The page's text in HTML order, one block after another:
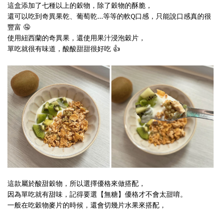
這盒添加了七種以上的穀物，除了穀物的酥脆，
還可以吃到奇異果乾、葡萄乾...等等的軟Q口感，只能說口感真的很
豐富 🤤
使用紐西蘭的奇異果，還使用果汁浸泡穀片，
單吃就很有味道，酸酸甜甜很好吃 👍
這款屬於酸甜穀物，所以選擇優格來做搭配，
因為單吃就有甜味，記得要選【無糖】優格才不會太甜唷。
一般在吃穀物麥片的時候，還會切幾片水果來搭配，